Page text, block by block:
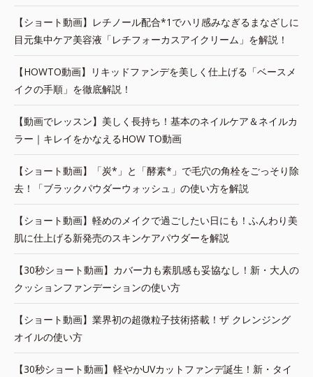
【ショート動画】レチノール配合*1でハリ感みなぎるまなざしに
目元集中ケア美容液「レチフォーカスアイクリーム」を解説！
【HOWTO動画】リキッドファンデを美しく仕上げる「ベースメ
イクの手順」を徹底解説！
【動画でレッスン】美しく長持ち！基本のネイルケア＆ネイルカ
ラー｜キレイをかなえるHOW TO動画
【ショート動画】「炭*」と「酵素*」で毛穴の角栓をごっそり除
去！「ブラックパウダーウォッシュ」の使い方を解説
【ショート動画】軽めのメイクで過ごしたい日にも！ふんわり美
肌に仕上げる新発売のスキンケアパウダーを解説
【30秒ショート動画】カバー力も素肌感も妥協なし！新・大人の
クッションファンデーションの使い方
【ショート動画】業界初の超微粒子技術搭載！ザ クレンジング
オイルの使い方
【30秒ショート動画】軽やかUVカットファンデ誕生！新・タイ